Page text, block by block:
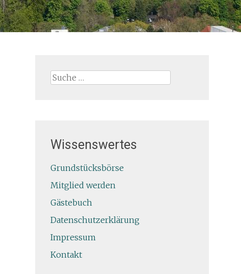
Suche
Wissenswertes
Grundstücksbörse
Mitglied werden
Gästebuch
Datenschutzerklärung
Impressum
Kontakt